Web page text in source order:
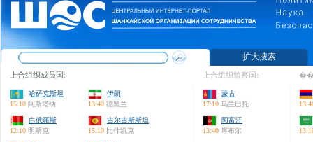
扩大搜索
上合组织成员国:
哈萨克斯坦
15:10 阿斯塔纳
伊朗
13:40 德黑兰
白俄羅斯
12:10 明斯克
吉尔吉斯斯坦
15:10 比什凯克
上合组织监察国:
蒙古
17:10 乌兰巴托
阿富汗
13:40 喀布尔